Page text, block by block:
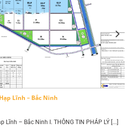
Lĩnh – Bắc Ninh
Lĩnh – Bắc Ninh I. THÔNG TIN PHÁP LÝ [...]